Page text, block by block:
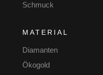
Schmuck
MATERIAL
Diamanten
Ökogold